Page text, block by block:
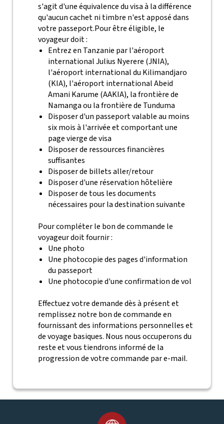
s'agit d'une équivalence du visa à la différence
qu'aucun cachet ni timbre n'est apposé dans
votre passeport.Pour être éligible, le
voyageur doit :
Entrez en Tanzanie par l'aéroport
international Julius Nyerere (JNIA),
l'aéroport international du Kilimandjaro
(KIA), l'aéroport international Abeid
Amani Karume (AAKIA), la frontière de
Namanga ou la frontière de Tunduma
Disposer d'un passeport valable au moins
six mois à l'arrivée et comportant une
page vierge de visa
Disposer de ressources financières
suffisantes
Disposer de billets aller/retour
Disposer d'une réservation hôtelière
Disposer de tous les documents
nécessaires pour la destination suivante
Pour compléter le bon de commande le
voyageur doit fournir :
Une photo
Une photocopie des pages d'information
du passeport
Une photocopie d'une confirmation de vol
Effectuez votre demande dès à présent et
remplissez notre bon de commande en
fournissant des informations personnelles et
de voyage basiques. Nous nous occuperons du
reste et vous tiendrons informé de la
progression de votre commande par e-mail.